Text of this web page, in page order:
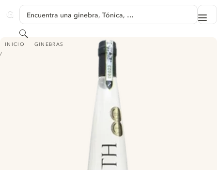
GINVENTORY
Encuentra una ginebra, Tónica, …
Buscar
INICIO GINEBRAS
SOUTH